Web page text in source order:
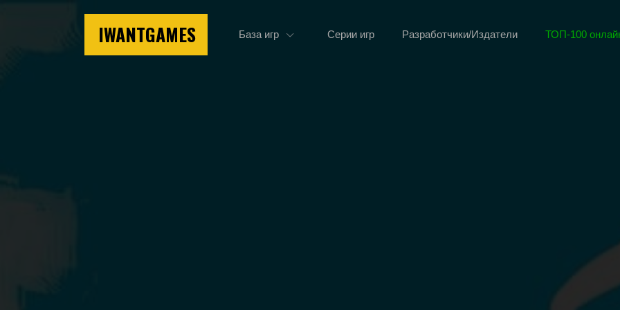
IWANTGAMES База игр Серии игр Разработчики/Издатели ТОП-100